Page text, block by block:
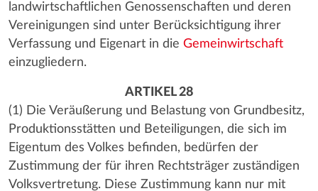
landwirtschaftlichen Genossenschaften und deren
Vereinigungen sind unter Berücksichtigung ihrer
Verfassung und Eigenart in die Gemeinwirtschaft
einzugliedern.
ARTIKEL 28
(1) Die Veräußerung und Belastung von Grundbesitz,
Produktionsstätten und Beteiligungen, die sich im
Eigentum des Volkes befinden, bedürfen der
Zustimmung der für ihren Rechtsträger zuständigen
Volksvertretung. Diese Zustimmung kann nur mit